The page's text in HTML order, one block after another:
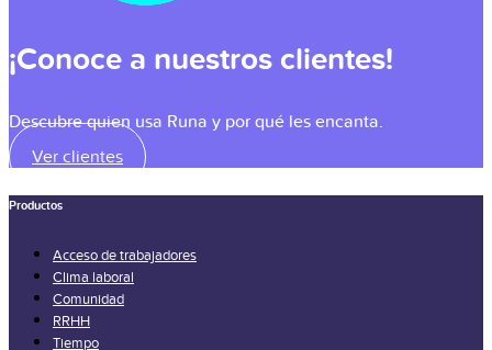
¡Conoce a nuestros clientes!
Descubre quien usa Runa y por qué les encanta.
Ver clientes
Productos
Acceso de trabajadores
Clima laboral
Comunidad
RRHH
Tiempo